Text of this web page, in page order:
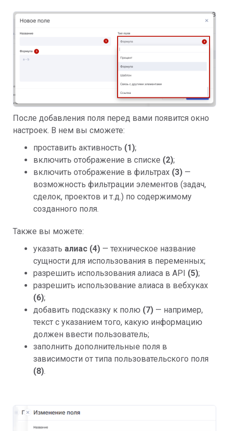
После добавления поля перед вами появится окно
настроек. В нем вы сможете:
проставить активность (1);
включить отображение в списке (2);
включить отображение в фильтрах (3) —
возможность фильтрации элементов (задач,
сделок, проектов и т.д.) по содержимому
созданного поля.
Также вы можете:
указать алиас (4) — техническое название
сущности для использования в переменных;
разрешить использования алиаса в API (5);
(6);
добавить подсказку к полю (7) — например,
текст с указанием того, какую информацию
должен ввести пользователь;
заполнить дополнительные поля в
(8).